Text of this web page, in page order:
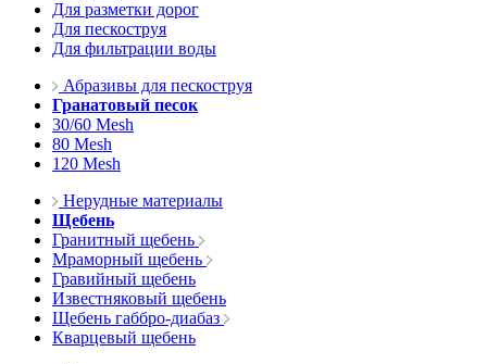
Для разметки дорог
Для пескоструя
Для фильтрации воды
Абразивы для пескоструя
Гранатовый песок
30/60 Mesh
80 Mesh
120 Mesh
Нерудные материалы
Щебень
Гранитный щебень
Мраморный щебень
Гравийный щебень
Известняковый щебень
Щебень габбро-диабаз
Кварцевый щебень